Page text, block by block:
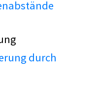
durch